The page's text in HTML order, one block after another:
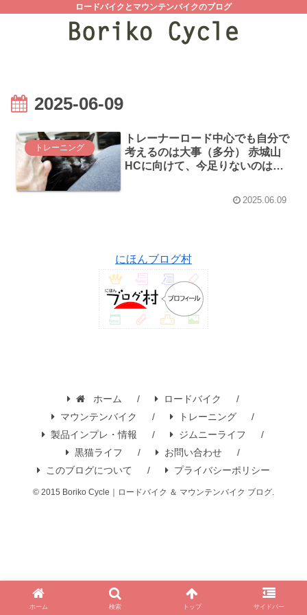
ロードバイクとマウンテンバイクのブログ
2025-06-09
トレーニング
トレーナーロード中心でも自分で
考えるのは大事（多分） 赤城山
HCに向けて、今足りないのは心
2025.06.09
にほんブログ村
ホーム
ロードバイク
マウンテンバイク
トレーニング
製品インプレ・情報
ジムニーライフ
黒猫ライフ
お問い合わせ
このブログについて
プライバシーポリシー
© 2015 Boriko Cycle｜ロードバイク ＆ マウンテンバイク ブログ.
ホーム 検索 トップ サイドバー